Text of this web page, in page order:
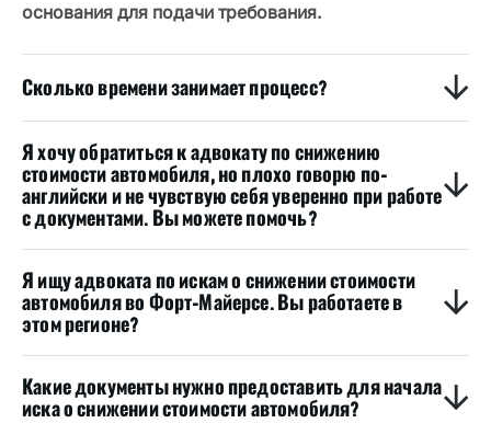
основания для подачи требования.
Сколько времени занимает процесс?
Я хочу обратиться к адвокату по снижению
стоимости автомобиля, но плохо говорю по-
английски и не чувствую себя уверенно при работе
с документами. Вы можете помочь?
Я ищу адвоката по искам о снижении стоимости
автомобиля во Форт-Майерсе. Вы работаете в
этом регионе?
Какие документы нужно предоставить для начала
иска о снижении стоимости автомобиля?